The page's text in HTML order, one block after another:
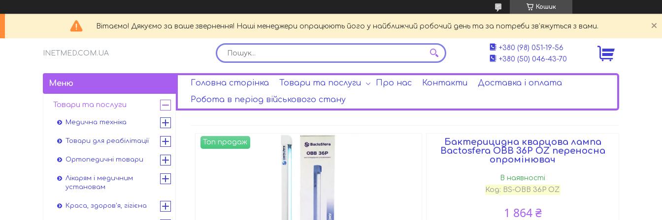
Кошик
Вітаємо! Дякуємо за ваше звернення! Наші менеджери опрацюють його у найближчий робочий день та за потреби зв’яжуться з вами.
INETMED.COM.UA
+380 (98) 051-19-56
+380 (50) 046-43-70
Головна сторінка Товари та послуги Про нас Контакти
Доставка і оплата
Робота в період військового стану
Топ продаж
Бактерицидна кварцова лампа
Bactosfera ОВВ 36P OZ переносна
опромінювач
В наявності
Код: BS-ОBB 36P OZ
1 864 ₴
Товари та послуги
Медична техніка
Товари для реабілітації
Ортопедичні товари
Лікарям і медичним
установам
Краса, здоров'я, гігієна